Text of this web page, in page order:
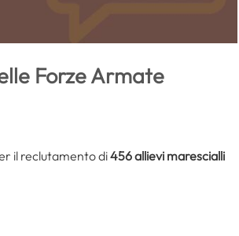
Forze Armate
il reclutamento di456 allievi marescialli